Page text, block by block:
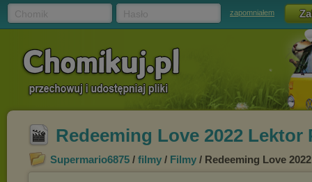
zapomniałem
Redeeming Love 2022 Lektor
Supermario6875 / filmy / Filmy / Redeeming Love